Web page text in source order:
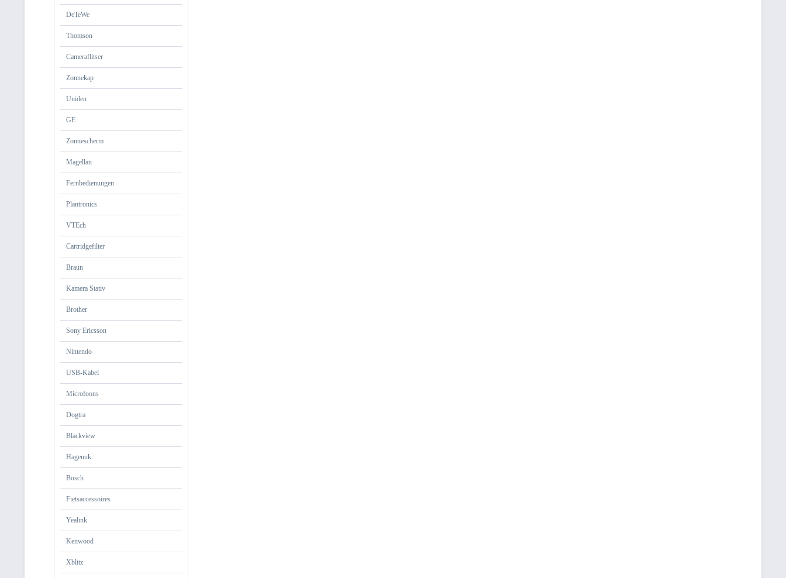
DeTeWe
Thomson
Cameraflitser
Zonnekap
Uniden
GE
Zonnescherm
Magellan
Fernbedienungen
Plantronics
VTEch
Cartridgefilter
Braun
Kamera Stativ
Brother
Sony Ericsson
Nintendo
USB-Kabel
Microfoons
Dogtra
Blackview
Hagenuk
Bosch
Fietsaccessoires
Yealink
Kenwood
Xblitz